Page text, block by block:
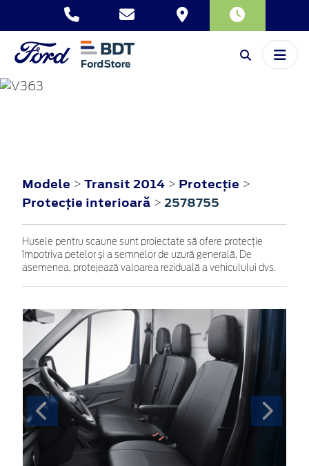
Modele > Transit 2014 > Protecţie >
Protecţie interioară > 2578755
Husele pentru scaune sunt proiectate să ofere protecție
împotriva petelor și a semnelor de uzură generală. De
asemenea, protejează valoarea reziduală a vehiculului dvs.